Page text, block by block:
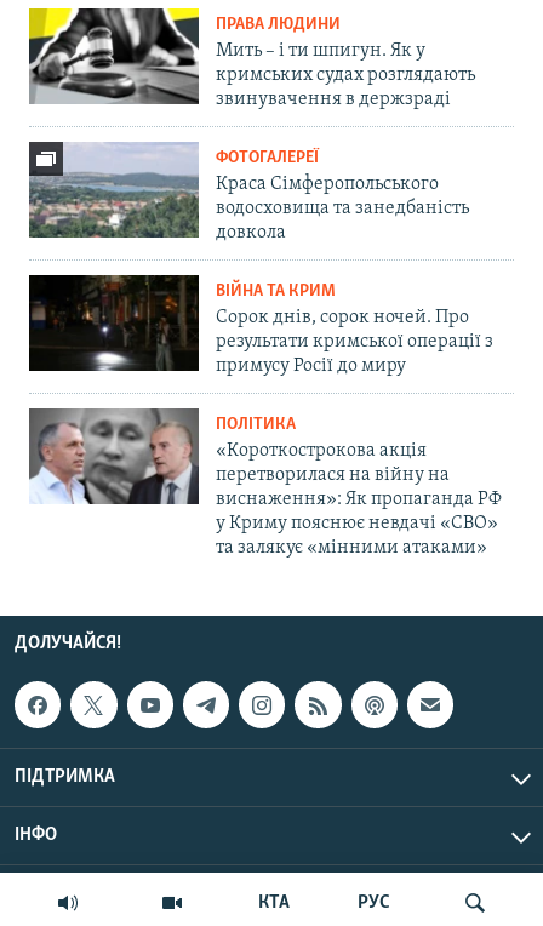
КТА РУС
ПРАВА ЛЮДИНИ
Мить – і ти шпигун. Як у
кримських судах розглядають
звинувачення в держзраді
ФОТОГАЛЕРЕЇ
Краса Сімферопольського
водосховища та занедбаність
довкола
ВІЙНА ТА КРИМ
Сорок днів, сорок ночей. Про
результати кримської операції з
примусу Росії до миру
ПОЛІТИКА
«Короткострокова акція
перетворилася на війну на
виснаження»: Як пропаганда РФ
у Криму пояснює невдачі «СВО»
та залякує «мінними атаками»
ДОЛУЧАЙСЯ!
ПІДТРИМКА
ІНФО
© Крим.Реалії, 2026 | Усі права застережено.